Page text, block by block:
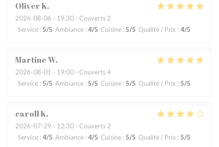
OliverK
2026-08-06 - 19:30 - Couverts 2
Service : 5/5 Ambiance : 4/5 Cuisine : 5/5 Qualité / Prix : 4/5
MartineW
2026-08-01 - 19:00 - Couverts 4
Service : 5/5 Ambiance : 5/5 Cuisine : 5/5 Qualité / Prix : 5/5
carollK
2026-07-29 - 12:30 - Couverts 2
Service : 4/5 Ambiance : 4/5 Cuisine : 5/5 Qualité / Prix : 5/5